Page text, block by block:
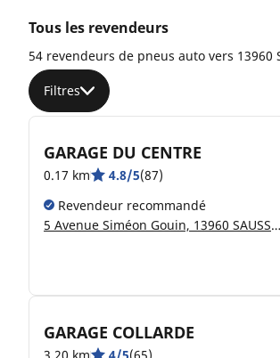
Tous les revendeurs
54 revendeurs de pneus auto vers 13960
Filtres
GARAGE DU CENTRE
0.17 km 4.8/5(87)
Revendeur recommandé
5 Avenue Siméon Gouin, 13960 SAUSSET-LES-PINS
GARAGE COLLARDE
3.20 km 4/5(65)